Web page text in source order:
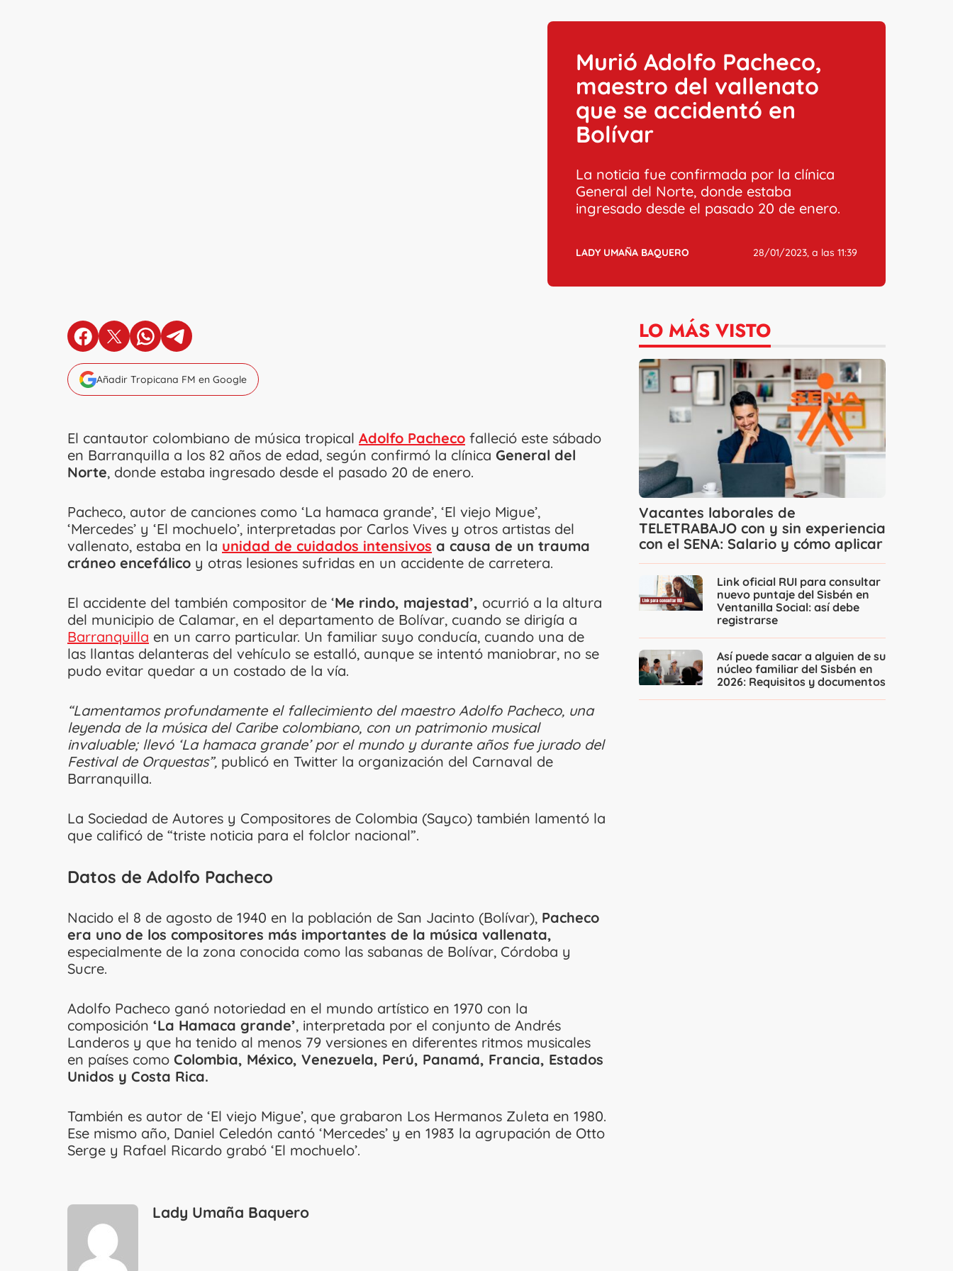
Murió Adolfo Pacheco,
maestro del vallenato
que se accidentó en
Bolívar
La noticia fue confirmada por la clínica
General del Norte, donde estaba
ingresado desde el pasado 20 de enero.
LADY UMAÑA BAQUERO 28/01/2023, a las 11:39
en Facebook
en X en Whatsapp
en Telegram
Añadir Tropicana FM en Google
El cantautor colombiano de música tropical Adolfo Pacheco falleció este sábado
en Barranquilla a los 82 años de edad, según confirmó la clínica General del
Norte, donde estaba ingresado desde el pasado 20 de enero.
Pacheco, autor de canciones como ‘La hamaca grande’, ‘El viejo Migue’,
‘Mercedes’ y ‘El mochuelo’, interpretadas por Carlos Vives y otros artistas del
vallenato, estaba en la unidad de cuidados intensivos a causa de un trauma
cráneo encefálico y otras lesiones sufridas en un accidente de carretera.
El accidente del también compositor de ‘Me rindo, majestad’, ocurrió a la altura
del municipio de Calamar, en el departamento de Bolívar, cuando se dirigía a
Barranquilla en un carro particular. Un familiar suyo conducía, cuando una de
las llantas delanteras del vehículo se estalló, aunque se intentó maniobrar, no se
pudo evitar quedar a un costado de la vía.
“Lamentamos profundamente el fallecimiento del maestro Adolfo Pacheco, una
leyenda de la música del Caribe colombiano, con un patrimonio musical
invaluable; llevó ‘La hamaca grande’ por el mundo y durante años fue jurado del
Festival de Orquestas”, publicó en Twitter la organización del Carnaval de
Barranquilla.
La Sociedad de Autores y Compositores de Colombia (Sayco) también lamentó la
que calificó de “triste noticia para el folclor nacional”.
Datos de Adolfo Pacheco
Nacido el 8 de agosto de 1940 en la población de San Jacinto (Bolívar), Pacheco
era uno de los compositores más importantes de la música vallenata,
especialmente de la zona conocida como las sabanas de Bolívar, Córdoba y
Sucre.
Adolfo Pacheco ganó notoriedad en el mundo artístico en 1970 con la
composición ‘La Hamaca grande’, interpretada por el conjunto de Andrés
Landeros y que ha tenido al menos 79 versiones en diferentes ritmos musicales
en países como Colombia, México, Venezuela, Perú, Panamá, Francia, Estados
Unidos y Costa Rica.
También es autor de ‘El viejo Migue’, que grabaron Los Hermanos Zuleta en 1980.
Ese mismo año, Daniel Celedón cantó ‘Mercedes’ y en 1983 la agrupación de Otto
Serge y Rafael Ricardo grabó ‘El mochuelo’.
Lady Umaña Baquero
LO MÁS VISTO
Vacantes laborales de
TELETRABAJO con y sin experiencia
con el SENA: Salario y cómo aplicar
Link oficial RUI para consultar
nuevo puntaje del Sisbén en
Ventanilla Social: así debe
registrarse
Así puede sacar a alguien de su
núcleo familiar del Sisbén en
2026: Requisitos y documentos